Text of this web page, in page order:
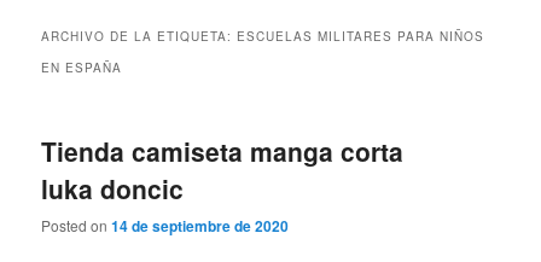
ARCHIVO DE LA ETIQUETA: ESCUELAS MILITARES PARA NIÑOS
EN ESPAÑA
Tienda camiseta manga corta
luka doncic
Posted on14 de septiembre de 2020